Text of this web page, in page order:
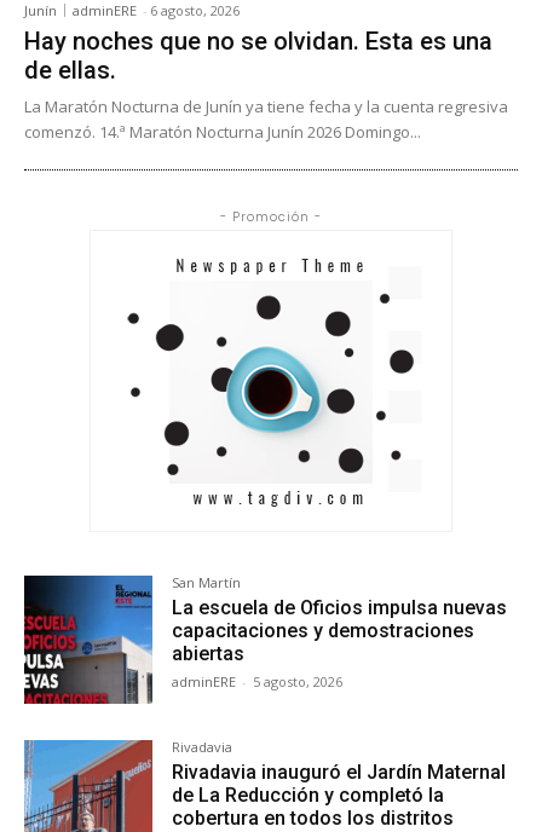
Junín adminERE - 6 agosto, 2026
Hay noches que no se olvidan. Esta es una
de ellas.
La Maratón Nocturna de Junín ya tiene fecha y la cuenta regresiva
comenzó. 14.ª Maratón Nocturna Junín 2026 Domingo...
- Promoción -
San Martín
La escuela de Oficios impulsa nuevas
capacitaciones y demostraciones
abiertas
adminERE - 5 agosto, 2026
Rivadavia
Rivadavia inauguró el Jardín Maternal
de La Reducción y completó la
cobertura en todos los distritos